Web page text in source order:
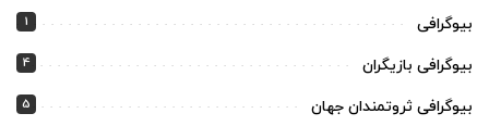
بیوگرافی 1
بیوگرافی بازیگران 4
بیوگرافی ثروتمندان جهان 5